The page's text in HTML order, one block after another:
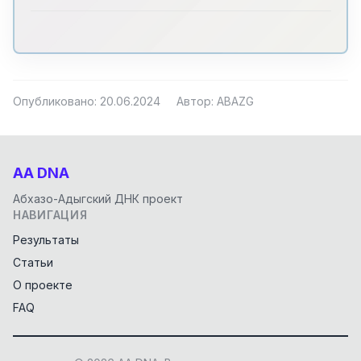
Опубликовано: 20.06.2024 Автор: ABAZG
AA DNA
Абхазо-Адыгский ДНК проект
НАВИГАЦИЯ
Результаты
Статьи
О проекте
FAQ